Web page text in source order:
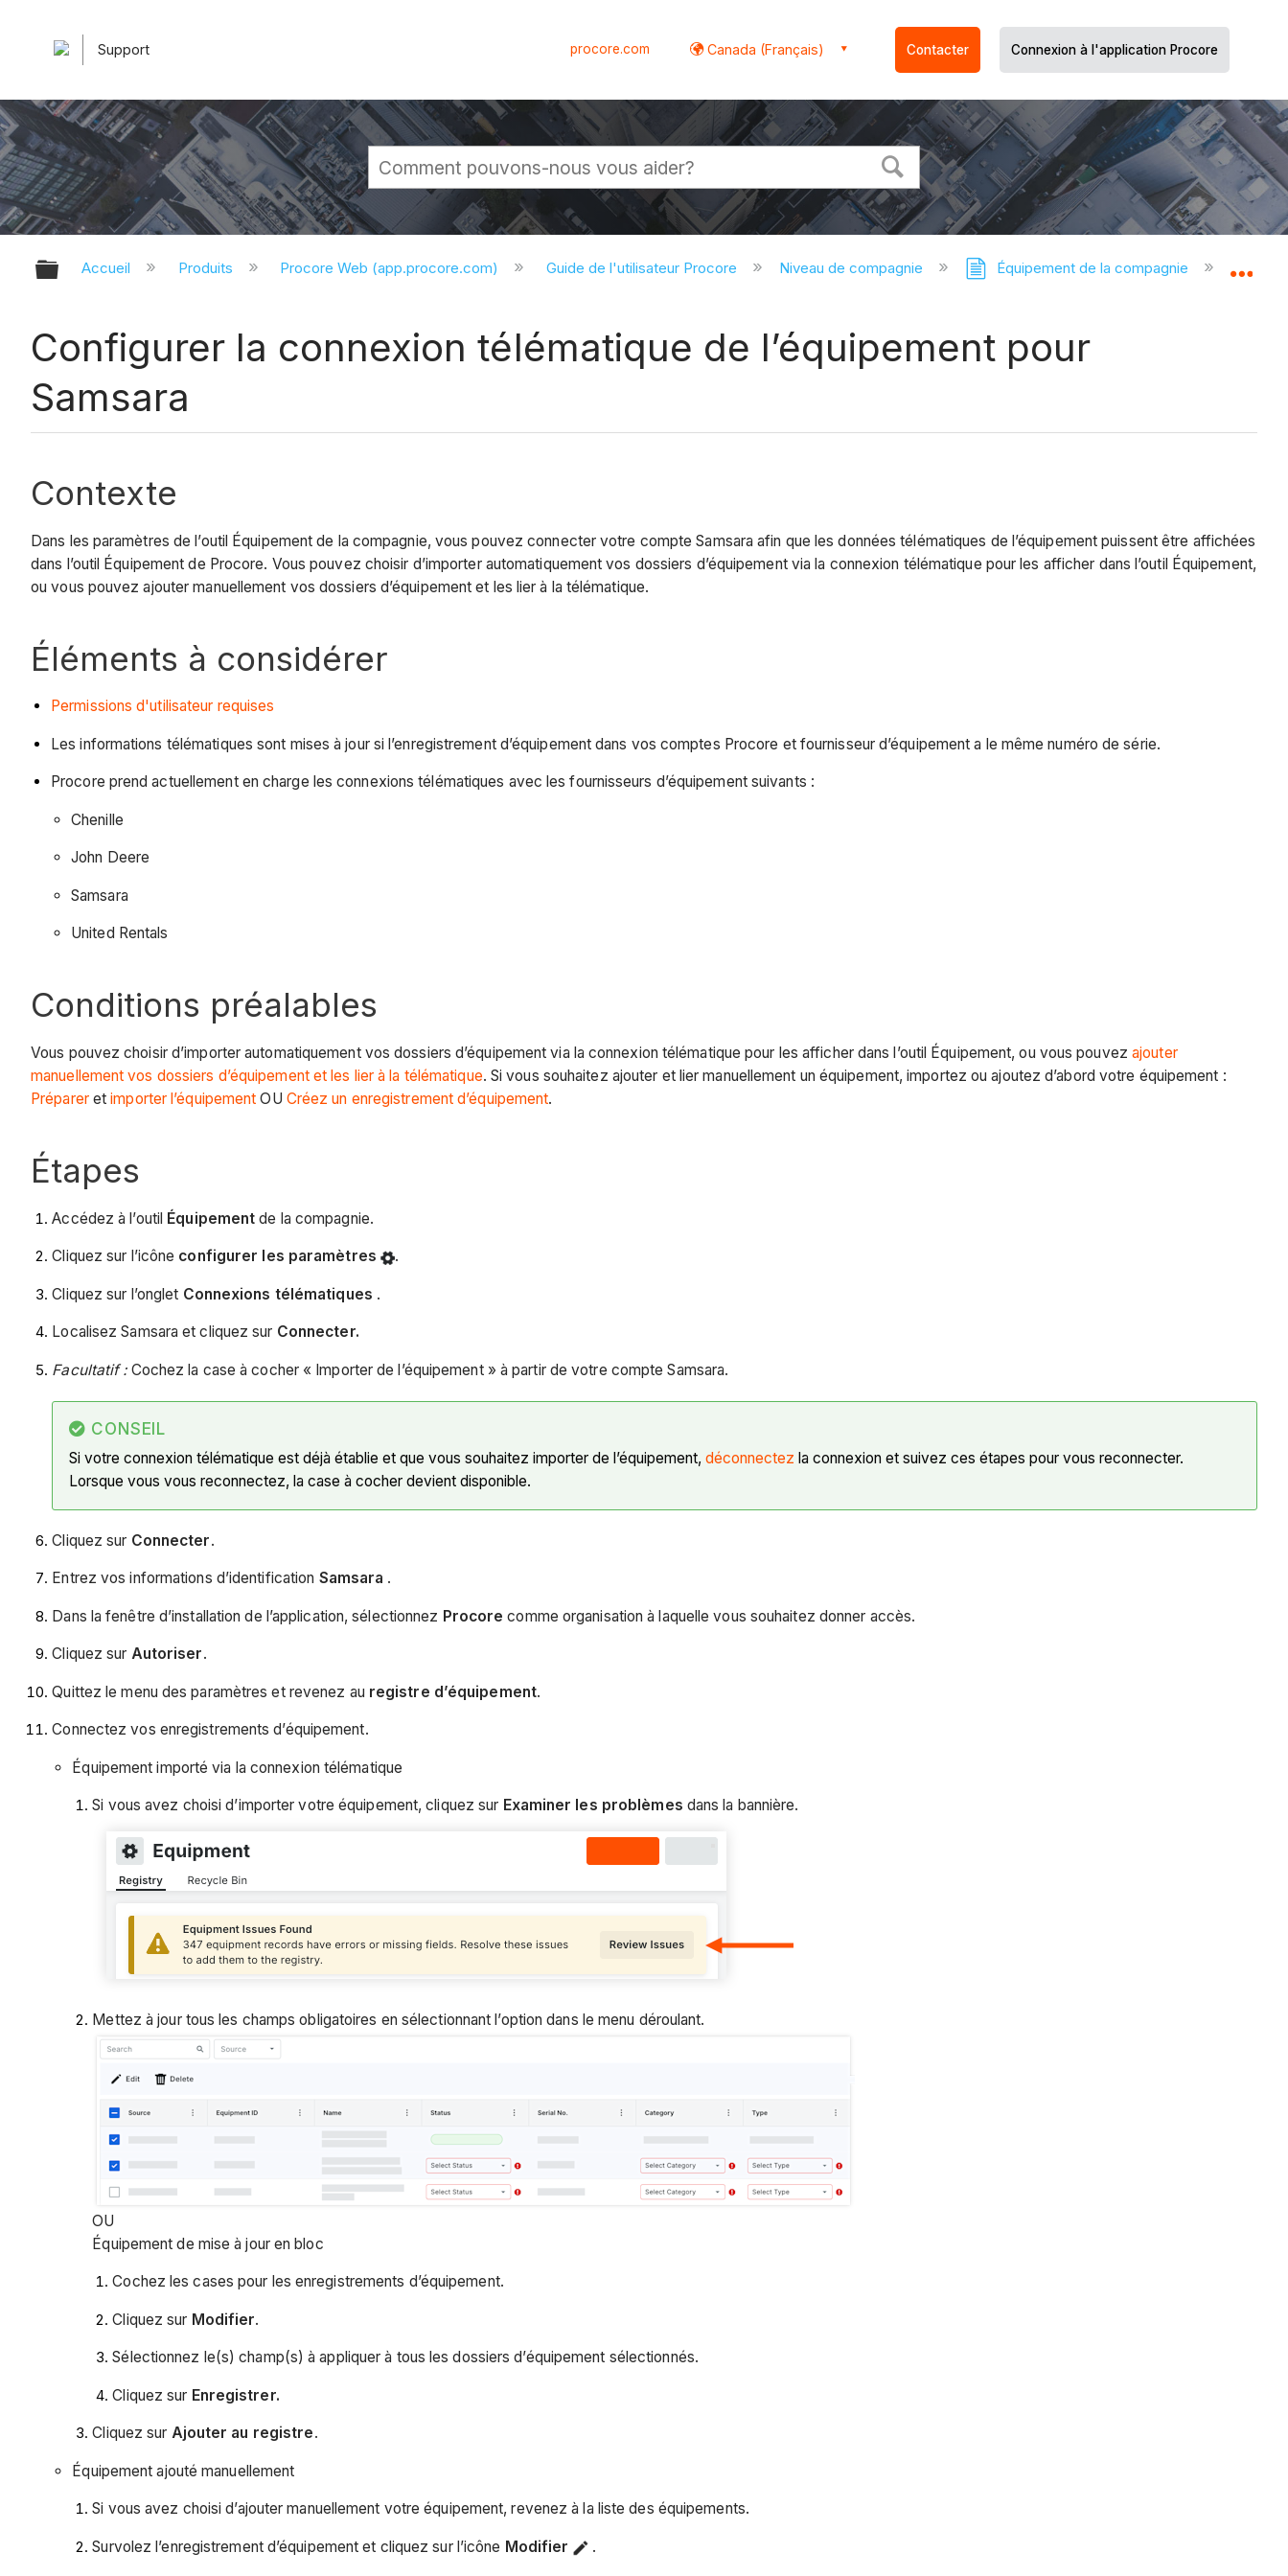
Support procore.com Canada (Français) Contacter Connexion à l'application Procore
Développer/réduire la hiérarchie globale
Accueil Produits Procore Web (app.procore.com) Guide de l'utilisateur Procore Niveau de compagnie Équipement de la compagnie
Configurer la connexion télématique de l’équipement pour
Samsara
Contexte
Dans les paramètres de l’outil Équipement de la compagnie, vous pouvez connecter votre compte Samsara afin que les données télématiques de l’équipement puissent être affichées
dans l’outil Équipement de Procore. Vous pouvez choisir d’importer automatiquement vos dossiers d’équipement via la connexion télématique pour les afficher dans l’outil Équipement,
ou vous pouvez ajouter manuellement vos dossiers d’équipement et les lier à la télématique.
Éléments à considérer
Permissions d'utilisateur requises
Les informations télématiques sont mises à jour si l’enregistrement d’équipement dans vos comptes Procore et fournisseur d’équipement a le même numéro de série.
Procore prend actuellement en charge les connexions télématiques avec les fournisseurs d’équipement suivants :
Chenille
John Deere
Samsara
United Rentals
Conditions préalables
Vous pouvez choisir d’importer automatiquement vos dossiers d’équipement via la connexion télématique pour les afficher dans l’outil Équipement, ou vous pouvez ajouter
manuellement vos dossiers d’équipement et les lier à la télématique. Si vous souhaitez ajouter et lier manuellement un équipement, importez ou ajoutez d’abord votre équipement :
Prépareretimporter l’équipement OU Créez un enregistrement d’équipement.
Étapes
Accédez à l’outil Équipement de la compagnie.
Cliquez sur l’icône configurer les paramètres .
Cliquez sur l’onglet Connexions télématiques .
Localisez Samsara et cliquez sur Connecter.
Facultatif :Cochez la case à cocher « Importer de l’équipement » à partir de votre compte Samsara.
CONSEIL
Si votre connexion télématique est déjà établie et que vous souhaitez importer de l’équipement,déconnectezla connexion et suivez ces étapes pour vous reconnecter.
Lorsque vous vous reconnectez, la case à cocher devient disponible.
Cliquez sur Connecter.
Entrez vos informations d’identification Samsara .
Dans la fenêtre d’installation de l’application, sélectionnez Procore comme organisation à laquelle vous souhaitez donner accès.
Cliquez sur Autoriser.
Quittez le menu des paramètres et revenez au registre d’équipement.
Connectez vos enregistrements d’équipement.
Équipement importé via la connexion télématique
Si vous avez choisi d’importer votre équipement, cliquez sur Examiner les problèmes dans la bannière.
Mettez à jour tous les champs obligatoires en sélectionnant l’option dans le menu déroulant.
OU
Équipement de mise à jour en bloc
Cochez les cases pour les enregistrements d’équipement.
Cliquez sur Modifier.
Sélectionnez le(s) champ(s) à appliquer à tous les dossiers d’équipement sélectionnés.
Cliquez sur Enregistrer.
Cliquez sur Ajouter au registre.
Équipement ajouté manuellement
Si vous avez choisi d’ajouter manuellement votre équipement, revenez à la liste des équipements.
Survolez l’enregistrement d’équipement et cliquez sur l’icône Modifier .